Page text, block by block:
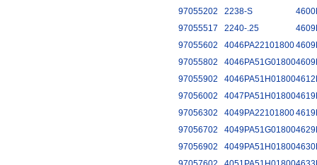
97055202
2238-S
97055517
2240-.25
97055602
4046PA22101800
97055802
4046PA51G01800
97055902
4046PA51H01800
97056002
4047PA51H01800
97056302
4049PA22101800
97056702
4049PA51G01800
97056902
4049PA51H01800